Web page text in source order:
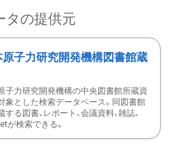
タの提供元
原子力研究開発機構図書館蔵
子力研究開発機構の中央図書館所蔵資
象とした検索データベース。同図書館
する図書、レポート、会議資料、雑誌、
が検索できる。